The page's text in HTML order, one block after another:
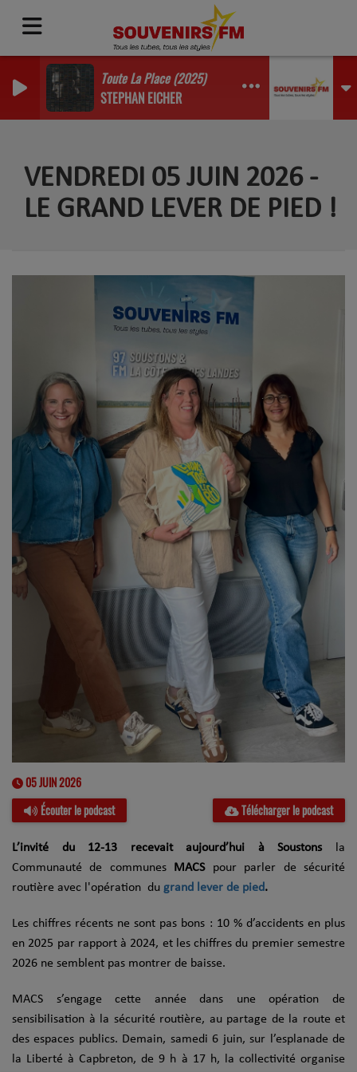
Toute La Place (2025)
STEPHAN EICHER
VENDREDI 05 JUIN 2026 -
LE GRAND LEVER DE PIED !
05 JUIN 2026
Écouter le podcast
Télécharger le podcast
L’invité du 12-13 recevait aujourd’hui à Soustonsla
Communauté de communes MACS pour parler de sécurité
routière avec l'opération du grand lever de pied.
Les chiffres récents ne sont pas bons : 10 % d’accidents en plus
en 2025 par rapport à 2024, et les chiffres du premier semestre
2026 ne semblent pas montrer de baisse.
MACS s’engage cette année dans une opération de
sensibilisation à la sécurité routière, au partage de la route et
des espaces publics. Demain, samedi 6 juin, sur l’esplanade de
la Liberté à Capbreton, de 9 h à 17 h, la collectivité organise